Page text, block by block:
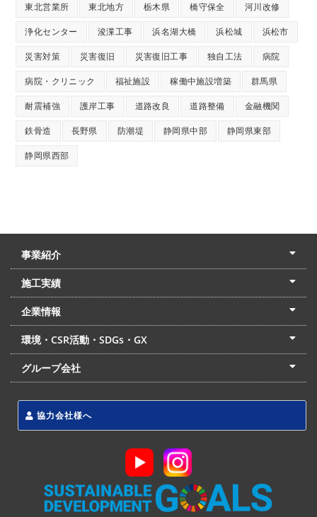
東北営業所 東北地方 栃木県 橋守保全 河川改修
浄化センター 浚渫工事 浜名湖大橋 浜松城 浜松市
災害対策 災害復旧 災害復旧工事 独自工法 病院
病院・クリニック 福祉施設 稼働中施設増築 群馬県
耐震補強 護岸工事 道路改良 道路整備 金融機関
鉄骨造 長野県 防潮堤 静岡県中部 静岡県東部
静岡県西部
事業紹介
土木本部
建築本部
PPP・PFI
リフォーム・リノベーション
中村建設の家
施工実績
土木部門
建築部門
リフォーム部門
住宅部門
名古屋支店
東京支店
企業情報
会社概要
経営理念
沿革
リクルート
最新情報
お問合せ
環境・CSR活動・SDGs・GX
LSS流動化処理工法
CSR・SDGs・GX
発電事業
次世代ZEBオフィス
グループ会社
協力会社様へ